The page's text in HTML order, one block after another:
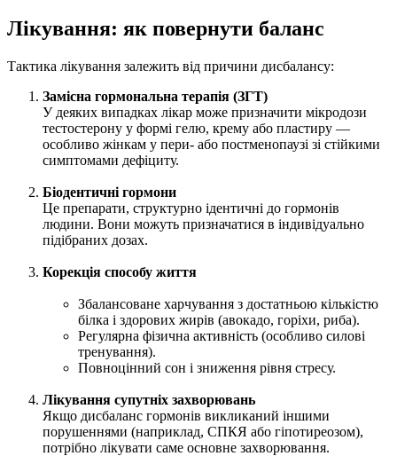
Лікування: як повернути баланс
Тактика лікування залежить від причини дисбалансу:
Замісна гормональна терапія (ЗГТ)
У деяких випадках лікар може призначити мікродози
тестостерону у формі гелю, крему або пластиру —
особливо жінкам у пери- або постменопаузі зі стійкими
симптомами дефіциту.
Біодентичні гормони
Це препарати, структурно ідентичні до гормонів
людини. Вони можуть призначатися в індивідуально
підібраних дозах.
Корекція способу життя
Збалансоване харчування з достатньою кількістю
білка і здорових жирів (авокадо, горіхи, риба).
Регулярна фізична активність (особливо силові
тренування).
Повноцінний сон і зниження рівня стресу.
Лікування супутніх захворювань
Якщо дисбаланс гормонів викликаний іншими
порушеннями (наприклад, СПКЯ або гіпотиреозом),
потрібно лікувати саме основне захворювання.